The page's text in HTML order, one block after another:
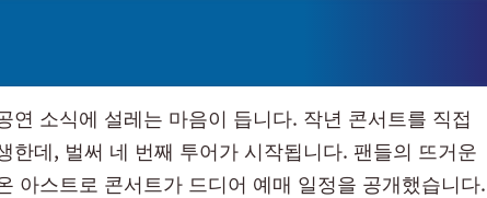
연 소식에 설레는 마음이 듭니다. 작년 콘서트를 직접
한데, 벌써 네 번째 투어가 시작됩니다. 팬들의 뜨거운
아스트로 콘서트가 드디어 예매 일정을 공개했습니다.